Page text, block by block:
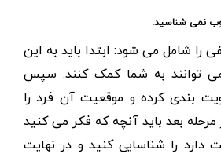
نمی شناسید.
را شامل می شود: ابتدا باید به این
توانند به شما کمک کنند. سپس
بندی کرده و موقعیت آن فرد را
مرحله بعد باید آنچه که فکر می کنید
دارد را شناسایی کنید و در نهایت